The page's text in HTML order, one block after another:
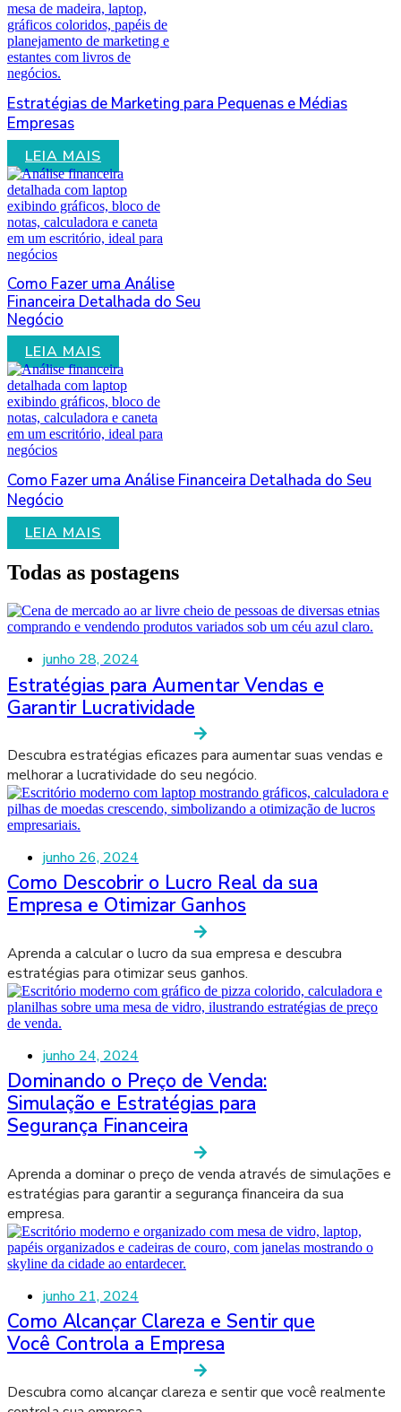
Estratégias de Marketing para Pequenas e Médias
Empresas
LEIA MAIS
Como Fazer uma Análise
Financeira Detalhada do Seu
Negócio
LEIA MAIS
Como Fazer uma Análise Financeira Detalhada do Seu
Negócio
LEIA MAIS
Todas as postagens
junho 28, 2024
Estratégias para Aumentar Vendas e
Garantir Lucratividade
Descubra estratégias eficazes para aumentar suas vendas e
melhorar a lucratividade do seu negócio.
junho 26, 2024
Como Descobrir o Lucro Real da sua
Empresa e Otimizar Ganhos
Aprenda a calcular o lucro da sua empresa e descubra
estratégias para otimizar seus ganhos.
junho 24, 2024
Dominando o Preço de Venda:
Simulação e Estratégias para
Segurança Financeira
Aprenda a dominar o preço de venda através de simulações e
estratégias para garantir a segurança financeira da sua
empresa.
junho 21, 2024
Como Alcançar Clareza e Sentir que
Você Controla a Empresa
Descubra como alcançar clareza e sentir que você realmente